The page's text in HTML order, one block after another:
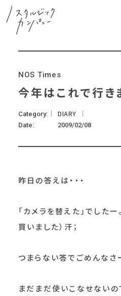
NOS Times
今年はこれで行き
Category DIARY
Date 2009/02/08
昨日の答えは・・・
「カメラを替えた」でしたー
買いました）汗；
つまらない答でごめんなさ
まだまだ使いこなせないの